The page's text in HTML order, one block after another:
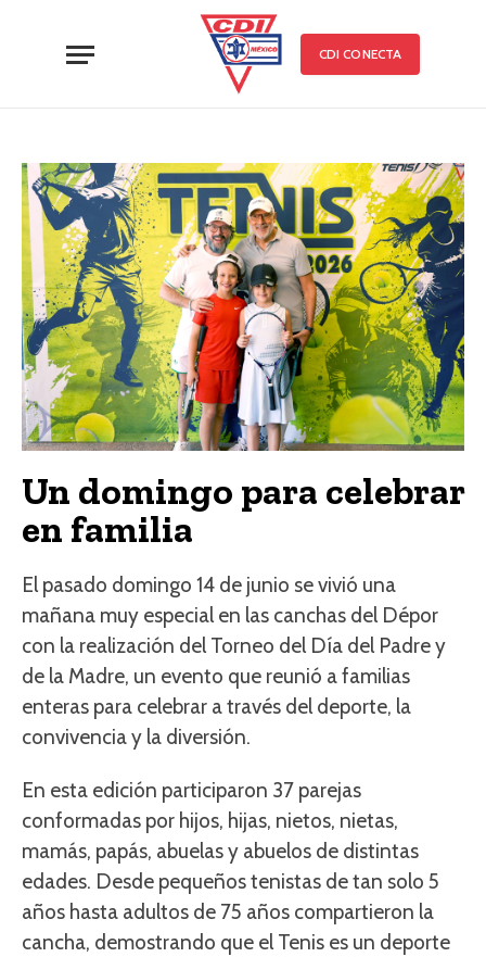
CDI CONECTA
Un domingo para celebrar
en familia
El pasado domingo 14 de junio se vivió una
mañana muy especial en las canchas del Dépor
con la realización del Torneo del Día del Padre y
de la Madre, un evento que reunió a familias
enteras para celebrar a través del deporte, la
convivencia y la diversión.
En esta edición participaron 37 parejas
conformadas por hijos, hijas, nietos, nietas,
mamás, papás, abuelas y abuelos de distintas
edades. Desde pequeños tenistas de tan solo 5
años hasta adultos de 75 años compartieron la
cancha, demostrando que el Tenis es un deporte